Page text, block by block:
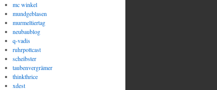
mc winkel
mundgeblasen
murmeltiertag
neubaublog
q-vadis
ruhrpottcast
scheibster
taubenvergrämer
thinkthrice
xdest